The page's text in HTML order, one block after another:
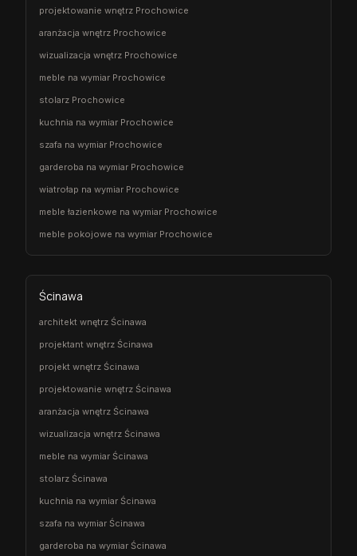
projektowanie wnętrz Prochowice
aranżacja wnętrz Prochowice
wizualizacja wnętrz Prochowice
meble na wymiar Prochowice
stolarz Prochowice
kuchnia na wymiar Prochowice
szafa na wymiar Prochowice
garderoba na wymiar Prochowice
wiatrołap na wymiar Prochowice
meble łazienkowe na wymiar Prochowice
meble pokojowe na wymiar Prochowice
Ścinawa
architekt wnętrz Ścinawa
projektant wnętrz Ścinawa
projekt wnętrz Ścinawa
projektowanie wnętrz Ścinawa
aranżacja wnętrz Ścinawa
wizualizacja wnętrz Ścinawa
meble na wymiar Ścinawa
stolarz Ścinawa
kuchnia na wymiar Ścinawa
szafa na wymiar Ścinawa
garderoba na wymiar Ścinawa